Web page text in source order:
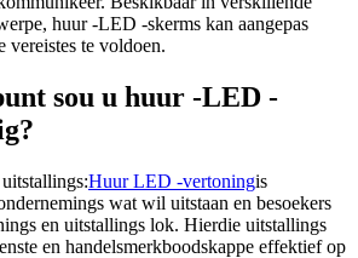
huur -LED -skerms kan aangepas
vereistes te voldoen.
sou u huur -LED -
Huur LED -vertoningis
wat wil uitstaan ​​en besoekers
en uitstallings lok. Hierdie uitstallings
en handelsmerkboodskappe effektief op